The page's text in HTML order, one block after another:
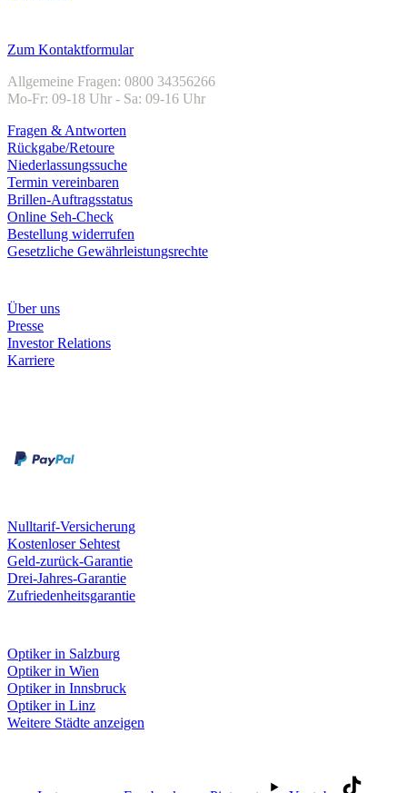
Zum Kontaktformular
Allgemeine Fragen: 0800 34356266
Mo-Fr: 09-18 Uhr - Sa: 09-16 Uhr
Fragen & Antworten
Rückgabe/Retoure
Niederlassungssuche
Termin vereinbaren
Brillen-Auftragsstatus
Online Seh-Check
Bestellung widerrufen
Gesetzliche Gewährleistungsrechte
Über uns
Presse
Investor Relations
Karriere
Nulltarif-Versicherung
Kostenloser Sehtest
Geld-zurück-Garantie
Drei-Jahres-Garantie
Zufriedenheitsgarantie
Optiker in Salzburg
Optiker in Wien
Optiker in Innsbruck
Optiker in Linz
Weitere Städte anzeigen